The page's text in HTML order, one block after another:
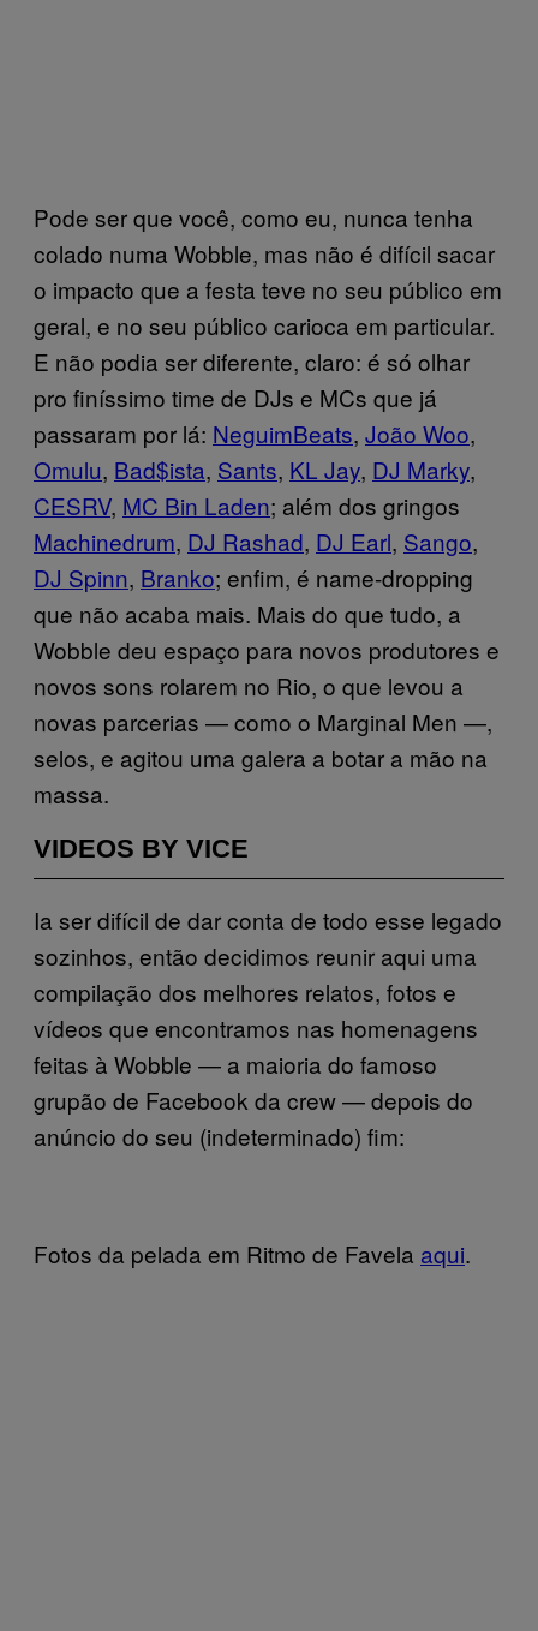
Pode ser que você, como eu, nunca tenha
colado numa Wobble, mas não é difícil sacar
o impacto que a festa teve no seu público em
geral, e no seu público carioca em particular.
E não podia ser diferente, claro: é só olhar
pro finíssimo time de DJs e MCs que já
passaram por lá: NeguimBeats, João Woo,
Omulu, Bad$ista, Sants, KL Jay, DJ Marky,
CESRV, MC Bin Laden; além dos gringos
Machinedrum, DJ Rashad, DJ Earl, Sango,
DJ Spinn, Branko; enfim, é name-dropping
que não acaba mais. Mais do que tudo, a
Wobble deu espaço para novos produtores e
novos sons rolarem no Rio, o que levou a
novas parcerias — como o Marginal Men —,
selos, e agitou uma galera a botar a mão na
massa.
VIDEOS BY VICE
Ia ser difícil de dar conta de todo esse legado
sozinhos, então decidimos reunir aqui uma
compilação dos melhores relatos, fotos e
vídeos que encontramos nas homenagens
feitas à Wobble — a maioria do famoso
grupão de Facebook da crew — depois do
anúncio do seu (indeterminado) fim:
Fotos da pelada em Ritmo de Favela aqui.